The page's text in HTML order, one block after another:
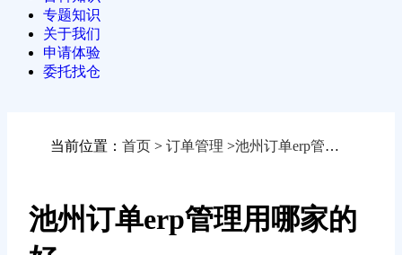
专题知识
关于我们
申请体验
委托找仓
当前位置： 首页 > 订单管理 >池州订单erp管理用哪家的好
池州订单erp管理用哪家的